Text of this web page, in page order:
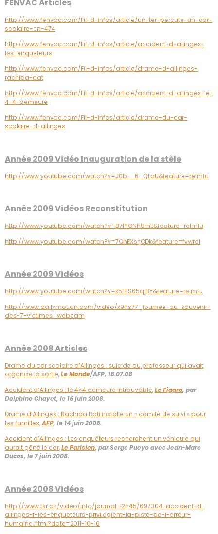
FENVAC Articles
http://www.fenvac.com/Fil-d-infos/article/un-ter-percute-un-car-
scolaire-en-474
http://www.fenvac.com/Fil-d-infos/article/accident-d-allinges-
les-enqueteurs
http://www.fenvac.com/Fil-d-infos/article/drame-d-allinges-
rachida-dat
http://www.fenvac.com/Fil-d-infos/article/accident-d-allinges-le-
4-4-demeure
http://www.fenvac.com/Fil-d-infos/article/drame-du-car-
scolaire-d-allinges
Année 2009 Vidéo Inauguration de la stèle
http://www.youtube.com/watch?v=J0b-_6_QLaU&feature=relmfu
Année 2009 Vidéos Reconstitution
http://www.youtube.com/watch?v=B7PfONh8rnE&feature=relmfu
http://www.youtube.com/watch?v=7OnEXsrjODk&feature=fvwrel
Année 2009 Vidéos
http://www.youtube.com/watch?v=k5fBS65qjBY&feature=relmfu
http://www.dailymotion.com/video/x9hs77_journee-du-souvenir-
des-7-victimes_webcam
Année 2008 Articles
Drame du car scolaire d’Allinges : suicide du professeur qui avait
organisé la sortie,Le Monde/AFP, 18.07.08
Accident d’Allinges : le 4×4 demeure introuvable,Le Figaro, par
Delphine Chayet, le 16 juin2008.
Drame d’Allinges : Rachida Dati installe un « comité de suivi » pour
les familles,AFP, le 14 juin 2008.
Accident d’Allinges : Les enquêteurs recherchent un véhicule qui
aurait gêné le car,Le Parisien, par Serge Pueyo avec Jean-Marc
Ducos, le 7 juin 2008.
Année 2008 Vidéos
http://www.tsr.ch/video/info/journal-12h45/697304-accident-d-
allinges-f-les-enqueteurs-privilegient-la-piste-de-l-erreur-
humaine.html?date=2011-10-16